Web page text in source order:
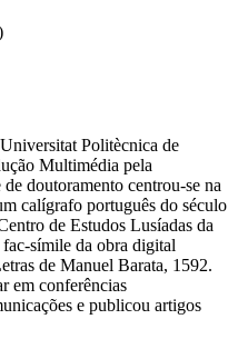
Politècnica de
Multimédia pela
doutoramento centrou-se na
calígrafo português do século
de Estudos Lusíadas da
símile da obra digital
de Manuel Barata, 1592.
em conferências
e publicou artigos